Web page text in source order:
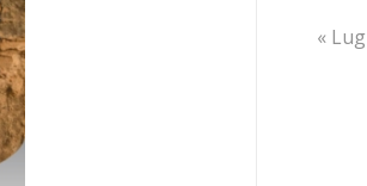
« Lug